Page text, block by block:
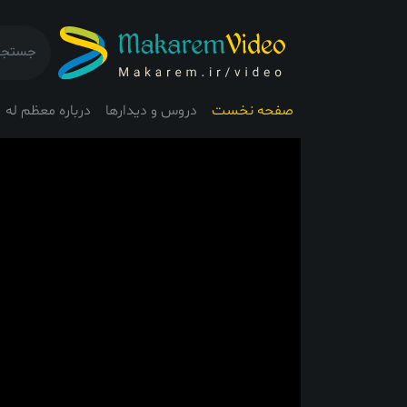
صفحه نخست دروس و دیدارها درباره معظم له